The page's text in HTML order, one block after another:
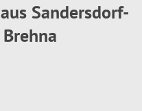
Sandersdorf-